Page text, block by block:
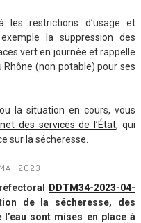
les restrictions d’usage et
la suppression des
vert en journée et rappelle
Rhône (non potable) pour ses
la situation en cours, vous
des services de l’État, qui
sur la sécheresse.
2023
DDTM34-2023-04-
de la sécheresse, des
sont mises en place à